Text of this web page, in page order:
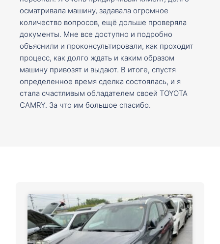
осматривала машину, задавала огромное
количество вопросов, ещё дольше проверяла
документы. Мне все доступно и подробно
объяснили и проконсультировали, как проходит
процесс, как долго ждать и каким образом
машину привозят и выдают. В итоге, спустя
определенное время сделка состоялась, и я
стала счастливым обладателем своей TOYOTA
CAMRY. За что им большое спасибо.